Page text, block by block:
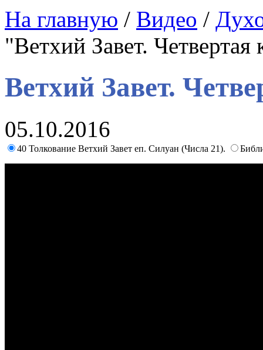
На главную / Видео /
"Ветхий Завет. Четвертая
Ветхий Завет.
05.10.2016
40 Толкование Ветхий Завет еп. Силуан (Числа 21).